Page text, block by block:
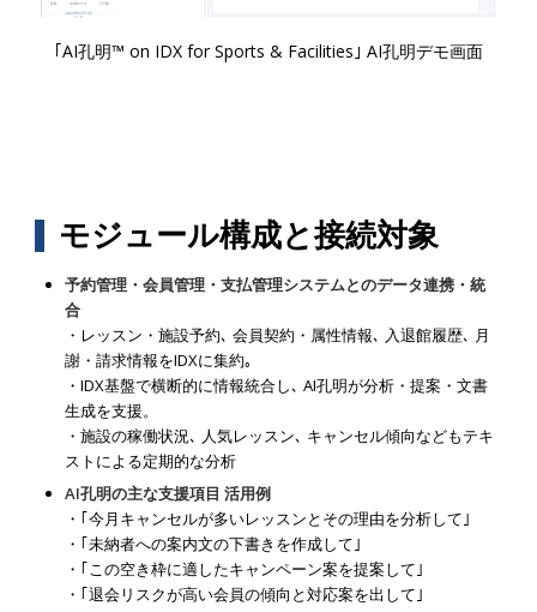
｢AI孔明™ on IDX for Sports & Facilities｣ AI孔明デモ画面
モジュール構成と接続対象
予約管理・会員管理・支払管理システムとのデータ連携・統
合
・レッスン・施設予約､ 会員契約・属性情報､ 入退館履歴､ 月
謝・請求情報をIDXに集約｡
・IDX基盤で横断的に情報統合し､ AI孔明が分析・提案・文書
生成を支援。
・施設の稼働状況､ 人気レッスン､ キャンセル傾向などもテキ
ストによる定期的な分析
AI孔明の主な支援項目 活用例
・｢今月キャンセルが多いレッスンとその理由を分析して｣
・｢未納者への案内文の下書きを作成して｣
・｢この空き枠に適したキャンペーン案を提案して｣
・｢退会リスクが高い会員の傾向と対応案を出して｣